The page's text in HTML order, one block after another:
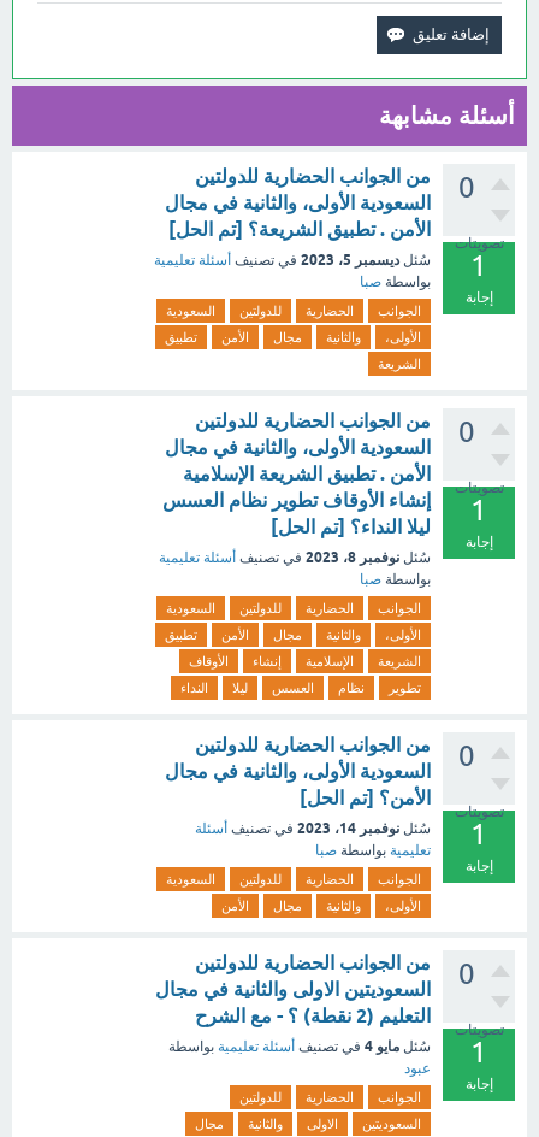
أسئلة مشابهة
0
تصويتات
1
إجابة
من الجوانب الحضارية للدولتين
السعودية الأولى، والثانية في مجال
الأمن . تطبيق الشريعة؟ [تم الحل]
سُئل ديسمبر 5، 2023 في تصنيف أسئلة تعليمية
بواسطة صبا
الجوانب الحضارية للدولتين
السعودية
الأولى،
والثانية مجال الأمن
تطبيق
الشريعة
0
تصويتات
1
إجابة
من الجوانب الحضارية للدولتين
السعودية الأولى، والثانية في مجال
الأمن . تطبيق الشريعة الإسلامية
إنشاء الأوقاف تطوير نظام العسس
ليلا النداء؟ [تم الحل]
سُئل نوفمبر 8، 2023 في تصنيف أسئلة تعليمية
بواسطة صبا
الجوانب الحضارية للدولتين
السعودية
الأولى،
والثانية مجال الأمن
تطبيق
الشريعة
الإسلامية إنشاء
الأوقاف
تطوير
نظام العسس ليلا النداء
0
تصويتات
1
إجابة
من الجوانب الحضارية للدولتين
السعودية الأولى، والثانية في مجال
الأمن؟ [تم الحل]
سُئل نوفمبر 14، 2023 في تصنيف أسئلة
تعليمية بواسطة صبا
الجوانب الحضارية للدولتين
السعودية
الأولى،
والثانية مجال الأمن
0
تصويتات
1
إجابة
من الجوانب الحضارية للدولتين
السعوديتين الاولى والثانية في مجال
التعليم (2 نقطة) ؟ - مع الشرح
سُئل مايو 4 في تصنيف أسئلة تعليمية بواسطة
عبود
الجوانب الحضارية
للدولتين
السعوديتين
الاولى والثانية
مجال